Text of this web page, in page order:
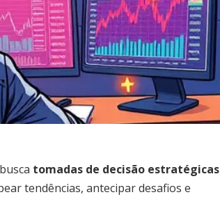
tomadas de decisão estratégicas
tendências, antecipar desafios e